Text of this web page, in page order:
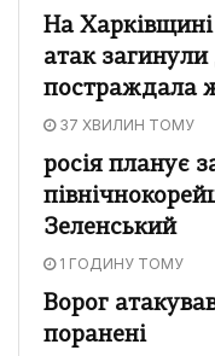
На Харківщині
атак
постраждала
37 ХВИЛИН ТОМУ
росія планує
Зеленський
1 ГОДИНУ ТОМУ
Ворог
поранені